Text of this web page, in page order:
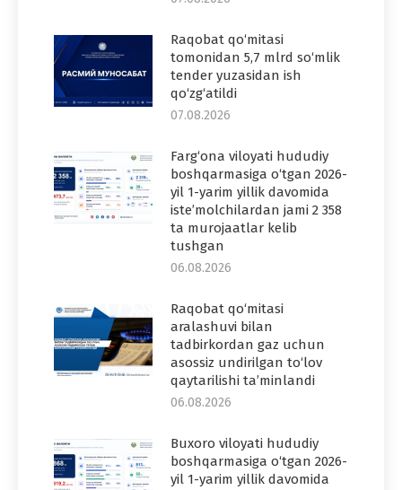
Raqobat qo‘mitasi
tomonidan 5,7 mlrd so‘mlik
tender yuzasidan ish
qo‘zg‘atildi
07.08.2026
Farg‘ona viloyati hududiy
boshqarmasiga o‘tgan 2026-
yil 1-yarim yillik davomida
iste’molchilardan jami 2 358
ta murojaatlar kelib
tushgan
06.08.2026
Raqobat qo‘mitasi
aralashuvi bilan
tadbirkordan gaz uchun
asossiz undirilgan to‘lov
qaytarilishi ta’minlandi
06.08.2026
Buxoro viloyati hududiy
boshqarmasiga o‘tgan 2026-
yil 1-yarim yillik davomida